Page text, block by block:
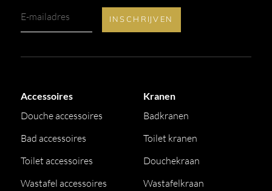
Accessoires
Douche accessoires
Bad accessoires
Toilet accessoires
Wastafel accessoires
Kranen
Badkranen
Toilet kranen
Douchekraan
Wastafelkraan